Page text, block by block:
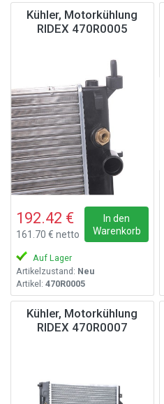
Kühler, Motorkühlung
RIDEX 470R0005
192.42 €
161.70 € netto
In den
Warenkorb
Auf Lager
Artikelzustand: Neu
Artikel: 470R0005
Kühler, Motorkühlung
RIDEX 470R0007